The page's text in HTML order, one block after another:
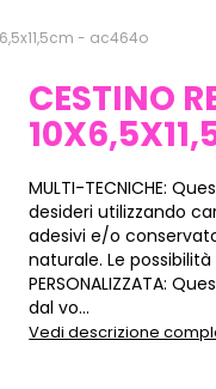
- ac464o
CESTINO
MULTI-TECNICHE:
desideri utilizzando
adesivi e/o
naturale. Le possibilità
PERSONALIZZATA:
dal vo...
Vedi descrizione